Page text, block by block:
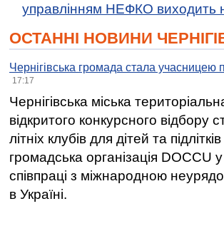
управлінням НЕФКО виходить
ОСТАННІ НОВИНИ
Чернігівська громада стала учасницею
17:17
Чернігівська міська
відкритого конкурсного
літніх клубів для дітей та
громадська організація
співпраці з міжнародною
в Україні.